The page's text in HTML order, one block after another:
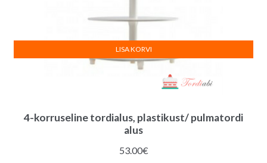
4-korruseline tordialus, plastikust/ pulmatordi
alus
53.00€
LISA KORVI